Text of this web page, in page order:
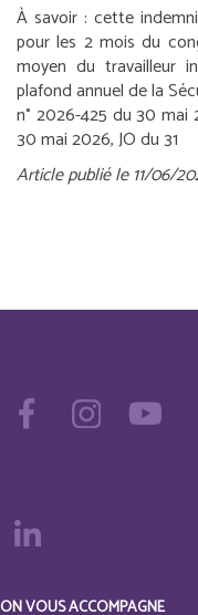
À savoir : cette
pour les 2 mois du
moyen du travailleur
plafond annuel de la
n° 2026-425 du 30 mai
30 mai 2026, JO du 31
Article publié le 11/06/
ON VOUS ACCOMPAGNE